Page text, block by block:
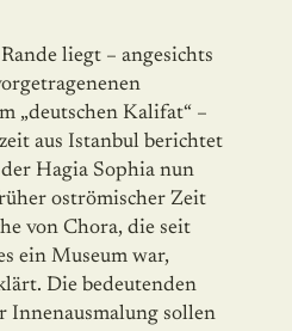
liegt – angesichts
„deutschen Kalifat“ –
aus Istanbul berichtet
Hagia Sophia nun
oströmischer Zeit
von Chora, die seit
ein Museum war,
Die bedeutenden
Innenausmalung sollen